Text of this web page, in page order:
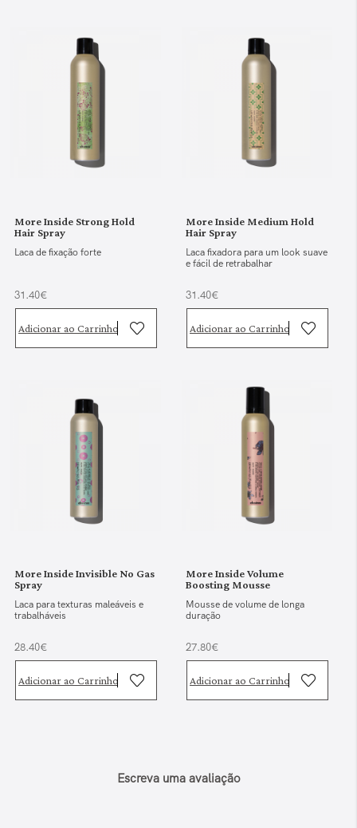
More Inside Strong Hold
Hair Spray
Laca de fixação forte
31.40€
Adicionar ao Carrinho
More Inside Medium Hold
Hair Spray
Laca fixadora para um look suave
e fácil de retrabalhar
31.40€
Adicionar ao Carrinho
More Inside Invisible No Gas
Spray
Laca para texturas maleáveis e
trabalháveis
28.40€
Adicionar ao Carrinho
More Inside Volume
Boosting Mousse
Mousse de volume de longa
duração
27.80€
Adicionar ao Carrinho
Escreva uma avaliação